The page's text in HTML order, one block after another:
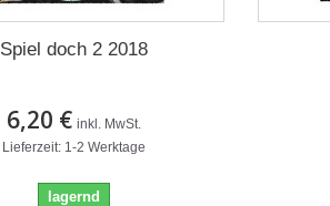
Spiel doch 2 2018
6,20 € inkl. MwSt.
Lieferzeit: 1-2 Werktage
lagernd